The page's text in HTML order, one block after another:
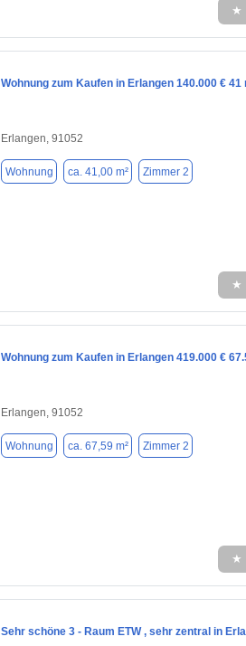
★
Wohnung zum Kaufen in Erlangen 140.000 € 41
Erlangen, 91052
Wohnung ca. 41,00 m² Zimmer 2
★
Wohnung zum Kaufen in Erlangen 419.000 €
Erlangen, 91052
Wohnung ca. 67,59 m² Zimmer 2
★
Sehr schöne 3 - Raum ETW , sehr zentral in